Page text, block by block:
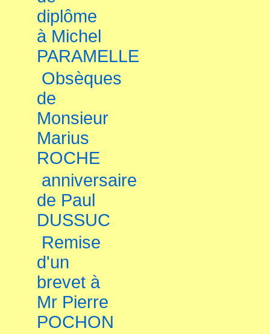
diplôme
à Michel
PARAMELLE
Obsèques
de
Monsieur
Marius
ROCHE
anniversaire
de Paul
DUSSUC
Remise
d'un
brevet à
Mr Pierre
POCHON